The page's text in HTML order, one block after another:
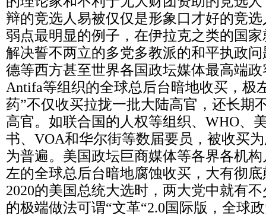
辩的竞选人易被仅仅是形象口才好的竞
弱点最明显的例子，在伊拉克之类的国
解决誓不两立的多党多教派的和平执政
德等西方甚至世界各国政坛媒体最高端
Antifa等组织的全球总后台暗地收买，极
药”不仅收买拉拢一批大陆高官，还长期
高官。如联合国的人权等组织、WHO、
书、VOA和华尔街等数届要员，被收买
为普遍。美国政坛巨商媒体等各界各机
左的全球总后台暗地腐蚀收买，大有彻
2020的美国总统大选时，两大党中就有
的极端做法可谓“文革“2.0国际版，全球